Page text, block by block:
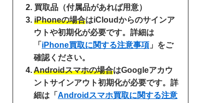
買取品（付属品があれば用意）
iPhoneの場合はiCloudからのサインア
ウトや初期化が必要です。詳細は
「 iPhone買取に関する注意事項 」をご
確認ください。
Androidスマホの場合はGoogleアカウ
ントサインアウト初期化が必要です。詳
細は「 Androidスマホ買取に関する注意